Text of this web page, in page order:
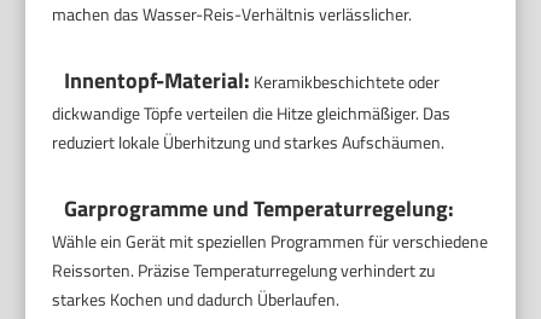
machen das Wasser-Reis-Verhältnis verlässlicher.
Innentopf-Material: Keramikbeschichtete oder
dickwandige Töpfe verteilen die Hitze gleichmäßiger. Das
reduziert lokale Überhitzung und starkes Aufschäumen.
Garprogramme und Temperaturregelung:
Wähle ein Gerät mit speziellen Programmen für verschiedene
Reissorten. Präzise Temperaturregelung verhindert zu
starkes Kochen und dadurch Überlaufen.